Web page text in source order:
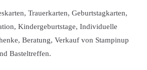
Trauerkarten, Geburtstagkarten,
Kindergeburtstage, Individuelle
Beratung, Verkauf von Stampinup
Basteltreffen.